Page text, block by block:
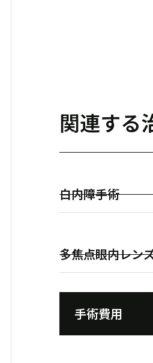
関連する
白内障手術
多焦点眼内レン
手術費用